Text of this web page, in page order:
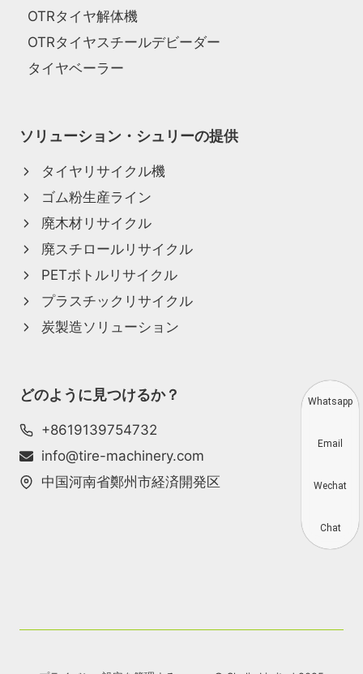
OTRタイヤ解体機
OTRタイヤスチールデビーダー
タイヤベーラー
ソリューション・シュリーの提供
タイヤリサイクル機
ゴム粉生産ライン
廃木材リサイクル
廃スチロールリサイクル
PETボトルリサイクル
プラスチックリサイクル
炭製造ソリューション
どのように見つけるか？
+8619139754732
info@tire-machinery.com
中国河南省鄭州市経済開発区
Whatsapp
Email
Wechat
Chat